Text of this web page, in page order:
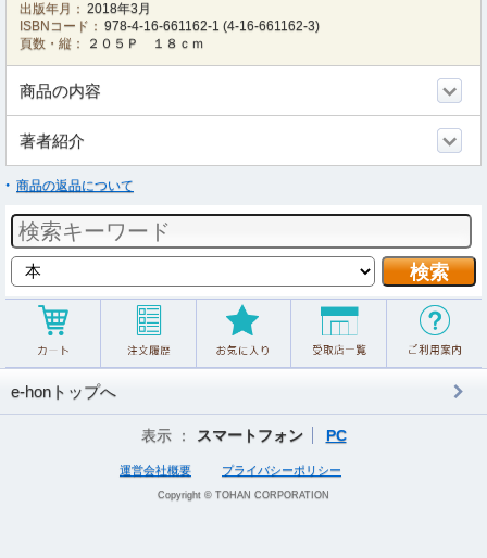
出版年月： 2018年3月
ISBNコード： 978-4-16-661162-1 (4-16-661162-3)
頁数・縦：
２０５Ｐ １８ｃｍ
商品の内容
著者紹介
商品の返品について
e-honトップへ
表示 ： スマートフォン PC
運営会社概要 プライバシーポリシー
Copyright © TOHAN CORPORATION